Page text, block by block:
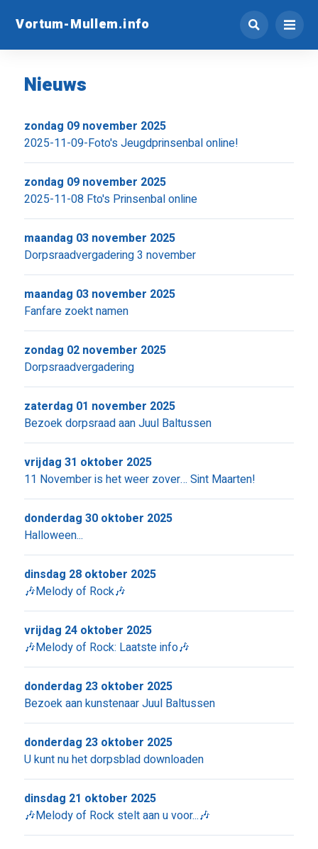
Vortum-Mullem.info
Nieuws
2025-11-09-Foto's Jeugdprinsenbal online!
zondag 09 november 2025
2025-11-08 Fto's Prinsenbal online
zondag 09 november 2025
Dorpsraadvergadering 3 november
maandag 03 november 2025
Fanfare zoekt namen
maandag 03 november 2025
Dorpsraadvergadering
zondag 02 november 2025
Bezoek dorpsraad aan Juul Baltussen
zaterdag 01 november 2025
11 November is het weer zover… Sint Maarten!
vrijdag 31 oktober 2025
Halloween...
donderdag 30 oktober 2025
🎶Melody of Rock🎶
dinsdag 28 oktober 2025
🎶Melody of Rock: Laatste info🎶
vrijdag 24 oktober 2025
Bezoek aan kunstenaar Juul Baltussen
donderdag 23 oktober 2025
U kunt nu het dorpsblad downloaden
donderdag 23 oktober 2025
🎶Melody of Rock stelt aan u voor...🎶
dinsdag 21 oktober 2025